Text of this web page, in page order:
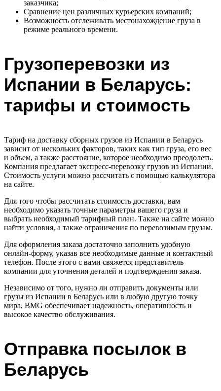
заказчика;
Сравнение цен различных курьерских компаний;
Возможность отслеживать местонахождение груза в
режиме реального времени.
Грузоперевозки из
Испании в Беларусь:
тарифы и стоимость
Тариф на доставку сборных грузов из Испании в Беларусь
зависит от нескольких факторов, таких как тип груза, его вес
и объем, а также расстояние, которое необходимо преодолеть.
Компания предлагает экспресс-перевозку грузов из Испании.
Стоимость услуги можно рассчитать с помощью калькулятора
на сайте.
Для того чтобы рассчитать стоимость доставки, вам
необходимо указать точные параметры вашего груза и
выбрать необходимый тарифный план. Также на сайте можно
найти условия, а также ограничения по перевозимым грузам.
Для оформления заказа достаточно заполнить удобную
онлайн-форму, указав все необходимые данные и контактный
телефон. После этого с вами свяжется представитель
компании для уточнения деталей и подтверждения заказа.
Независимо от того, нужно ли отправить документы или
грузы из Испании в Беларусь или в любую другую точку
мира, BMG обеспечивает надежность, оперативность и
высокое качество обслуживания.
Отправка посылок в
Беларусь